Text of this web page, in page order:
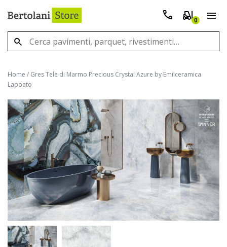
0
Home / Gres Tele di Marmo Precious Crystal Azure by Emilceramica
Lappato